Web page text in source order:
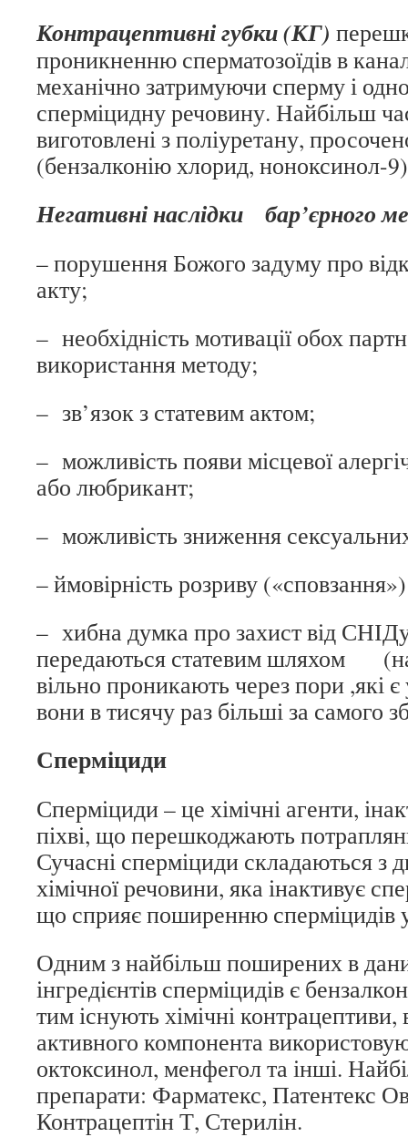
Контрацептивні губки (КГ)
проникненню сперматозоїдів в
механічно затримуючи сперму і
сперміцидну речовину. Найбільш
виготовлені з поліуретану,
(бензалконію хлорид, ноноксинол-
Негативні наслідки бар’єрного
– порушення Божого задуму про
акту;
– необхідність мотивації обох
використання методу;
– зв’язок з статевим актом;
– можливість появи місцевої
або любрикант;
– можливість зниження
– ймовірність розриву
– хибна думка про захист від
передаються статевим шляхом
вільно проникають через пори ,які є
вони в тисячу раз більші за самого
Сперміциди
Сперміциди – це хімічні агенти,
піхві, що перешкоджають
Сучасні сперміциди складаються з
хімічної речовини, яка інактивує
що сприяє поширенню сперміцидів
Одним з найбільш поширених в
інгредієнтів сперміцидів є
тим існують хімічні контрацептиви,
активного компонента
октоксинол, менфегол та інші.
препарати: Фарматекс, Патентекс
Контрацептін Т, Стерилін.